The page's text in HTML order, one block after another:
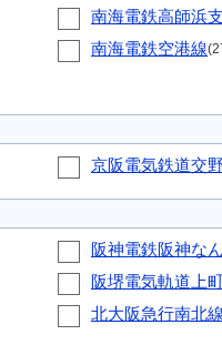
南海電鉄高師浜
南海電鉄空港線
京阪電気鉄道交
阪神電鉄阪神な
阪堺電気軌道上
北大阪急行南北